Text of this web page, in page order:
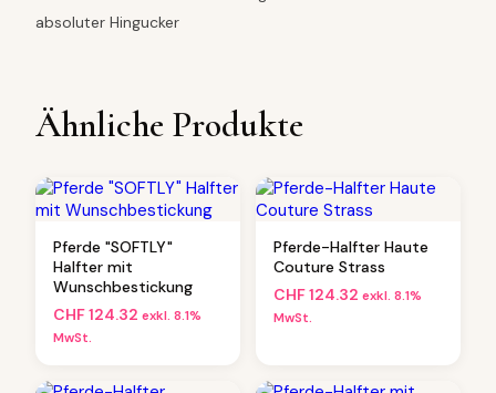
absoluter Hingucker
Ähnliche Produkte
Pferde "SOFTLY"
Halfter mit
Wunschbestickung
CHF124.32 exkl. 8.1%
MwSt.
Pferde-Halfter Haute
Couture Strass
CHF124.32 exkl. 8.1%
MwSt.